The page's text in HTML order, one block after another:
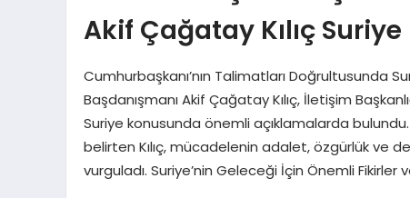
Akif Çağatay Kılıç
Cumhurbaşkanı’nın Talimatları Doğrultusunda
Başdanışmanı Akif Çağatay Kılıç, İletişim
Suriye konusunda önemli açıklamalarda
belirten Kılıç, mücadelenin adalet, özgürlük ve
vurguladı. Suriye’nin Geleceği İçin Önemli Fikirler